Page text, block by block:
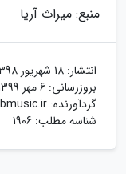
منبع: میراث آریا
انتشار: 18 شهریور 1398
بروزرسانی: 6 مهر 1399
گردآورنده:
شناسه مطلب: 1906